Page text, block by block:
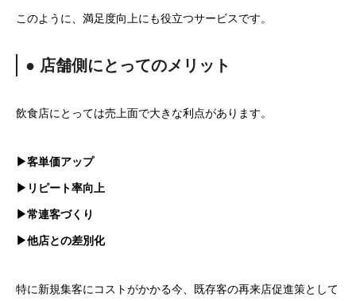
このように、満足度向上にも役立つサービスです。
● 店舗側にとってのメリット
飲食店にとっては売上面で大きな利点があります。
▶客単価アップ
▶リピート率向上
▶常連客づくり
▶他店との差別化
特に新規集客にコストがかかる今、既存客の再来店促進策として